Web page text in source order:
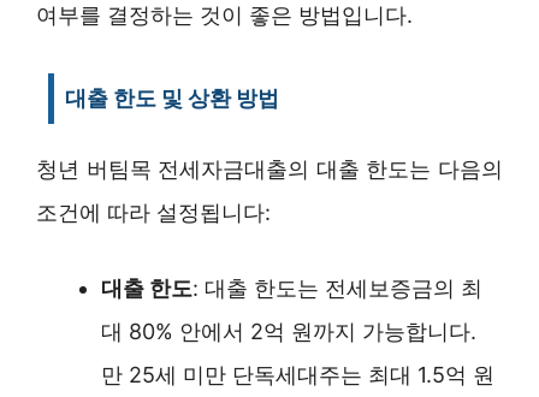
여부를 결정하는 것이 좋은 방법입니다.
대출 한도 및 상환 방법
청년 버팀목 전세자금대출의 대출 한도는 다음의
조건에 따라 설정됩니다:
대출 한도: 대출 한도는 전세보증금의 최
대 80% 안에서 2억 원까지 가능합니다.
만 25세 미만 단독세대주는 최대 1.5억 원